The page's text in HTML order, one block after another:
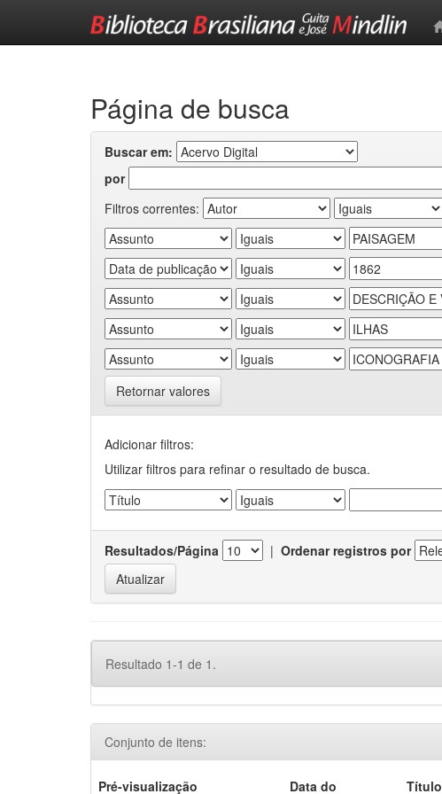
Página de busca
Buscar em:
por
Filtros correntes:
Retornar valores
Adicionar filtros:
Utilizar filtros para refinar o resultado de busca.
Resultados/Página | Ordenar registros por
Resultado 1-1 de 1.
Conjunto de itens:
Pré-visualização Data do Título